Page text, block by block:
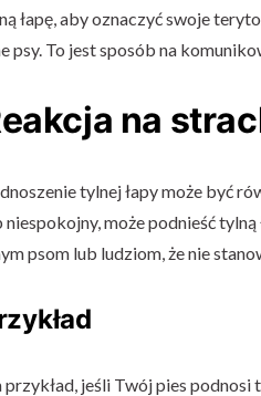
łapę, aby oznaczyć swoje
psy. To jest sposób na
na
tylnej łapy może być
niespokojny, może podnieść
psom lub ludziom, że nie
przykład, jeśli Twój pies podnosi